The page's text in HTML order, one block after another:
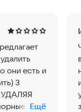
в поисках
в
и вирусов.
Теперь защита от
они есть и
3
УДАЛЯЯ
Ещё